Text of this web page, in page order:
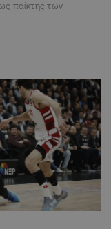
παίκτης των